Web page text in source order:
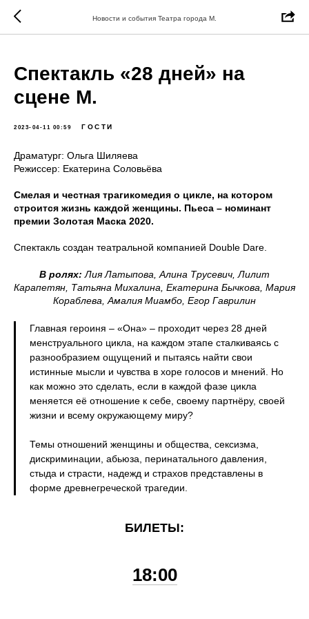
Новости и события Театра города М.
Спектакль «28 дней» на
сцене М.
2023-04-11 00:59 ГОСТИ
Драматург: Ольга Шиляева
Режиссер: Екатерина Соловьёва
Смелая и честная трагикомедия о цикле, на котором
строится жизнь каждой женщины. Пьеса – номинант
премии Золотая Маска 2020.
Спектакль создан театральной компанией Double Dare.
В ролях: Лия Латыпова, Алина Трусевич, Лилит
Карапетян, Татьяна Михалина, Екатерина Бычкова, Мария
Кораблева, Амалия Миамбо, Егор Гаврилин
Главная героиня – «Она» – проходит через 28 дней
менструального цикла, на каждом этапе сталкиваясь с
разнообразием ощущений и пытаясь найти свои
истинные мысли и чувства в хоре голосов и мнений. Но
как можно это сделать, если в каждой фазе цикла
меняется её отношение к себе, своему партнёру, своей
жизни и всему окружающему миру?
Темы отношений женщины и общества, сексизма,
дискриминации, абьюза, перинатального давления,
стыда и страсти, надежд и страхов представлены в
форме древнегреческой трагедии.
БИЛЕТЫ:
18:00